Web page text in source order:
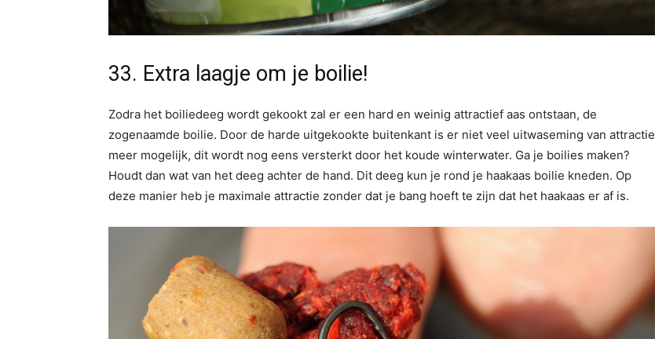
33. Extra laagje om je boilie!
Zodra het boiliedeeg wordt gekookt zal er een hard en weinig attractief aas ontstaan, de
zogenaamde boilie. Door de harde uitgekookte buitenkant is er niet veel uitwaseming van attractie
meer mogelijk, dit wordt nog eens versterkt door het koude winterwater. Ga je boilies maken?
Houdt dan wat van het deeg achter de hand. Dit deeg kun je rond je haakaas boilie kneden. Op
deze manier heb je maximale attractie zonder dat je bang hoeft te zijn dat het haakaas er af is.